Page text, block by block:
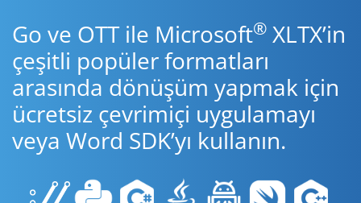
Go ve OTT ile Microsoft® XLTX’in
çeşitli popüler formatları
arasında dönüşüm yapmak için
ücretsiz çevrimiçi uygulamayı
veya Word SDK’yı kullanın.